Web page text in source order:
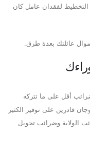
التخطيط لفقدان عامل كان
عائلتك بعدة طرق.
أقل على ما تتركه
قادرين على توفير الكثير
الولاية وضرائب تحويل